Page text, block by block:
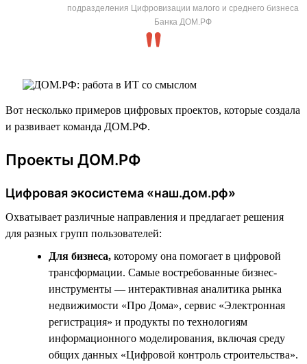
подразделения Цифровизации малого и среднего бизнеса
Банка ДОМ.РФ
Вот несколько примеров цифровых проектов, которые создала
и развивает команда ДОМ.РФ.
Проекты ДОМ.РФ
Цифровая экосистема «наш.дом.рф»
Охватывает различные направления и предлагает решения
для разных групп пользователей:
Для бизнеса, которому она помогает в цифровой
трансформации. Самые востребованные бизнес-
инструменты — интерактивная аналитика рынка
недвижимости «Про Дома», сервис «Электронная
регистрация» и продукты по технологиям
информационного моделирования, включая среду
общих данных «Цифровой контроль строительства».